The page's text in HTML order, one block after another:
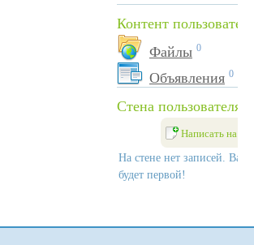
Контент
Файлы 0
Объявления 0
Стена пользователя
Написать на
На стене нет записей. Ваша
будет первой!